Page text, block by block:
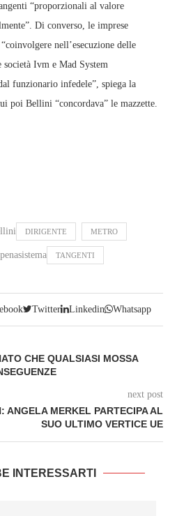
“proporzionali al valore
Di converso, le imprese
nell’esecuzione delle
società Ivm e Mad System
funzionario infedele”, spiega la
poi Bellini “concordava” le mazzette.
DIRIGENTE METRO
penasistema TANGENTI
Twitter Linkedin Whatsapp
CHE QUALSIASI MOSSA
next post
ANGELA MERKEL PARTECIPA AL
SUO ULTIMO VERTICE UE
INTERESSARTI